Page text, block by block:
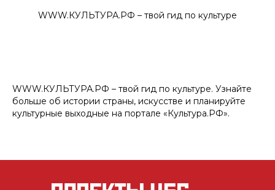
WWW.КУЛЬТУРА.РФ – твой гид по культуре
WWW.КУЛЬТУРА.РФ – твой гид по культуре. Узнайте
больше об истории страны, искусстве и планируйте
культурные выходные на портале «Культура.РФ».